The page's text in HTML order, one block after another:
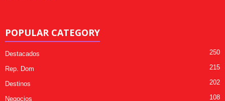
POPULAR CATEGORY
Destacados 250
Rep. Dom 215
Destinos 202
Negocios 108